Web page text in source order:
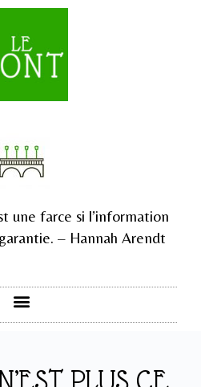
une farce si l’information
– Hannah Arendt